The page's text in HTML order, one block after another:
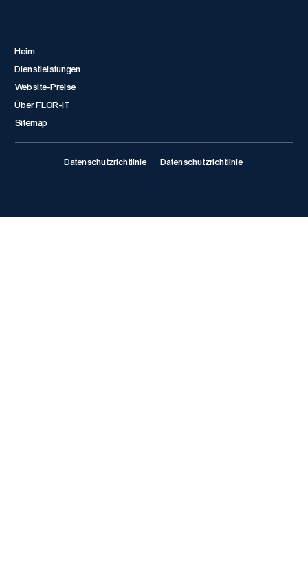
Heim
Dienstleistungen
Website-Preise
Über FLOR-IT
Sitemap
Datenschutzrichtlinie Datenschutzrichtlinie